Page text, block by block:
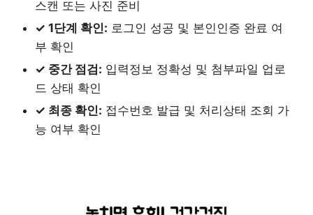
스캔 또는 사진 준비
✓ 1단계 확인: 로그인 성공 및 본인인증 완료 여
부 확인
✓ 중간 점검: 입력정보 정확성 및 첨부파일 업로
드 상태 확인
✓ 최종 확인: 접수번호 발급 및 처리상태 조회 가
능 여부 확인